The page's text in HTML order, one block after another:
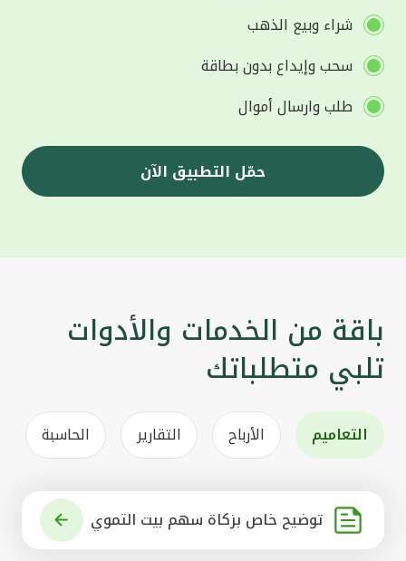
شراء وبيع الذهب
سحب وإيداع بدون بطاقة
طلب وارسال أموال
حمّل التطبيق الآن
باقة من الخدمات والأدوات
تلبي متطلباتك
التعاميم الأرباح التقارير الحاسبة
توضيح خاص بزكاة سهم بيت التموي